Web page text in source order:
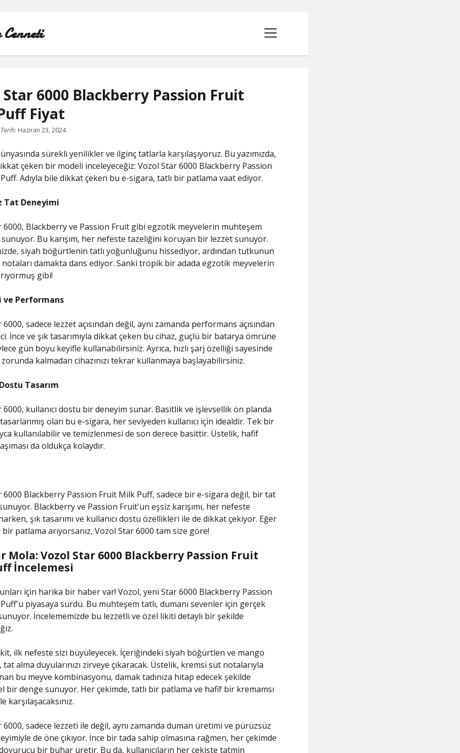
menüyü
aç
REELS YORUM YÜKLEME PARASIZ
SAYFA LISTESI
TWITTER BEĞENI KASMA
TWITTER PROFIL RESMI SILME
Star 6000 Blackberry Passion Fruit
Fiyat
Tarih: Haziran 23, 2024
sürekli yenilikler ve ilginç tatlarla karşılaşıyoruz. Bu yazımızda,
çeken bir modeli inceleyeceğiz: Vozol Star 6000 Blackberry Passion
Adıyla bile dikkat çeken bu e-sigara, tatlı bir patlama vaat ediyor.
Tat Deneyimi
6000, Blackberry ve Passion Fruit gibi egzotik meyvelerin muhteşem
sunuyor. Bu karışım, her nefeste tazeliğini koruyan bir lezzet sunuyor.
siyah böğürtlenin tatlı yoğunluğunu hissediyor, ardından tutkunun
notaları damakta dans ediyor. Sanki tropik bir adada egzotik meyvelerin
gibi!
ve Performans
sadece lezzet açısından değil, aynı zamanda performans açısından
İnce ve şık tasarımıyla dikkat çeken bu cihaz, güçlü bir batarya ömrüne
gün boyu keyifle kullanabilirsiniz. Ayrıca, hızlı şarj özelliği sayesinde
kalmadan cihazınızı tekrar kullanmaya başlayabilirsiniz.
Tasarım
6000, kullanıcı dostu bir deneyim sunar. Basitlik ve işlevsellik ön planda
olan bu e-sigara, her seviyeden kullanıcı için idealdir. Tek bir
kullanılabilir ve temizlenmesi de son derece basittir. Üstelik, hafif
da oldukça kolaydır.
6000 Blackberry Passion Fruit Milk Puff, sadece bir e-sigara değil, bir tat
Blackberry ve Passion Fruit'un eşsiz karışımı, her nefeste
şık tasarımı ve kullanıcı dostu özellikleri ile de dikkat çekiyor. Eğer
bir patlama arıyorsanız, Vozol Star 6000 tam size göre!
Mola: Vozol Star 6000 Blackberry Passion Fruit
İncelemesi
için harika bir haber var! Vozol, yeni Star 6000 Blackberry Passion
piyasaya sürdü. Bu muhteşem tatlı, dumanı sevenler için gerçek
İncelememizde bu lezzetli ve özel likiti detaylı bir şekilde
ilk nefeste sizi büyüleyecek. İçeriğindeki siyah böğürtlen ve mango
tat alma duyularınızı zirveye çıkaracak. Üstelik, kremsi süt notalarıyla
bu meyve kombinasyonu, damak tadınıza hitap edecek şekilde
bir denge sunuyor. Her çekimde, tatlı bir patlama ve hafif bir kremamsı
karşılaşacaksınız.
6000, sadece lezzeti ile değil, aynı zamanda duman üretimi ve pürüzsüz
de öne çıkıyor. İnce bir tada sahip olmasına rağmen, her çekimde
bir buhar üretir. Bu da, kullanıcıların her çekişte tatmin